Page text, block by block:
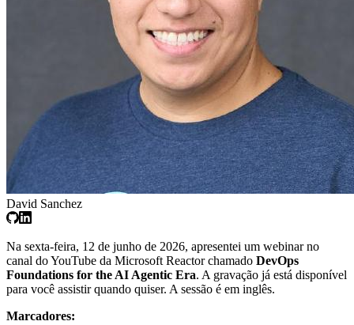
David Sanchez
Na sexta-feira, 12 de junho de 2026, apresentei um webinar no
canal do YouTube da Microsoft Reactor chamado DevOps
Foundations for the AI Agentic Era. A gravação já está disponível
para você assistir quando quiser. A sessão é em inglês.
Marcadores: